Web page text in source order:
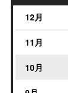
12月
11月
10月